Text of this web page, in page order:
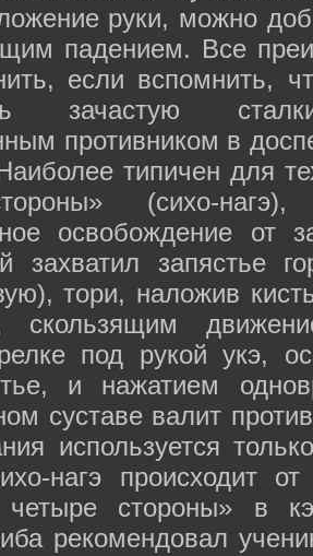
руки, можно
падением. Все
если вспомнить,
зачастую
противником в
типичен для
(сихо-
освобождение от
захватил запястье
тори, наложив
скользящим
под рукой укэ,
и нажатием
суставе валит
используется
нагэ происходит
стороны» в
рекомендовал